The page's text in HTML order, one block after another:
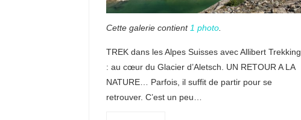
Cette galerie contient 1 photo
TREK dans les Alpes Suisses avec Allibert Trekking
: au cœur du Glacier d’Aletsch. UN RETOUR A LA
NATURE… Parfois, il suffit de partir pour se
retrouver. C’est un peu…